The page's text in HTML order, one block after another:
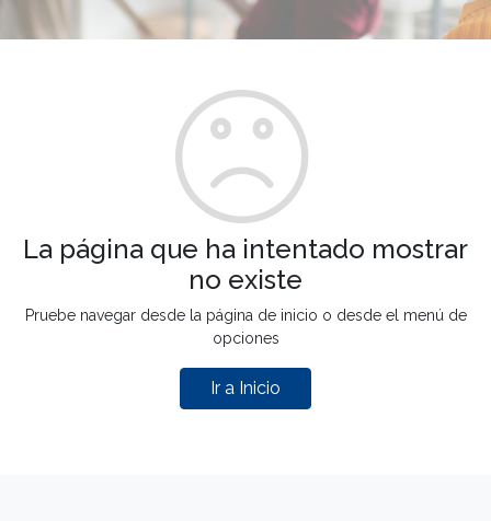
La página que ha intentado mostrar
no existe
Pruebe navegar desde la página de inicio o desde el menú de
opciones
Ir a Inicio